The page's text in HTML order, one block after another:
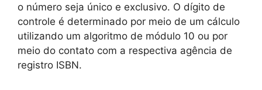
o número seja único e exclusivo. O dígito de
controle é determinado por meio de um cálculo
utilizando um algoritmo de módulo 10 ou por
meio do contato com a respectiva agência de
registro ISBN.